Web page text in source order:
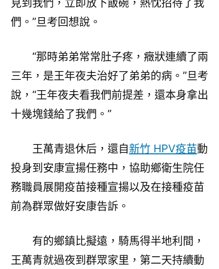
們。”旦考回想說。
“那時弟弟常常肚子疼，癥狀連續了兩
三年，是王年夜夫治好了弟弟的病。”旦考
說，“王年夜夫看我們前提差，還本身拿出
十幾塊錢給了我們。”
王萬青退休后，還自新竹 HPV疫苗動
投身到安康宣揚任務中，協助鄉衛生院任
務職員展開疫苗接種宣揚以及在接種疫苗
前為群眾做好安康告訴。
有的鄉鎮比擬遠，騎馬得半地利間，
王萬青就過夜到群眾家里，第二天持續動